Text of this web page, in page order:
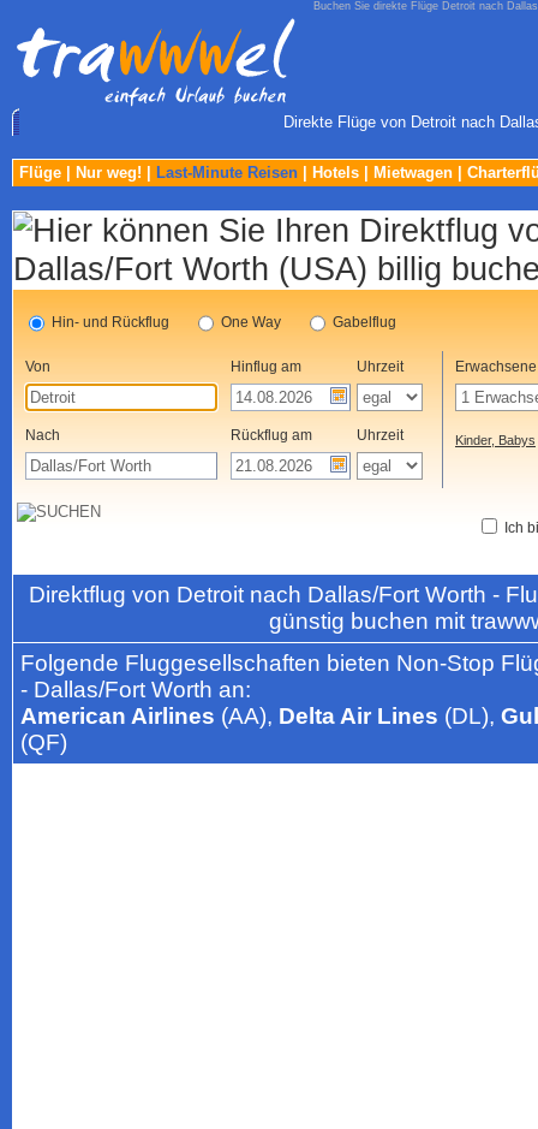
Buchen Sie direkte Flüge Detroit nach
Direkte Flüge von Detroit nach
Flüge Nur weg! Last-Minute Reisen Hotels Mietwagen
Hin- und Rückflug One Way Gabelflug
Von Hinflug am Uhrzeit
Nach Rückflug am Uhrzeit
Erwachsene
Kinder, Babys
Ich
Direktflug von Detroit nach Dallas/Fort Worth -
günstig buchen mit
Folgende Fluggesellschaften bieten Non-Stop
- Dallas/Fort Worth an:
American Airlines (AA), Delta Air Lines (DL),
(QF)